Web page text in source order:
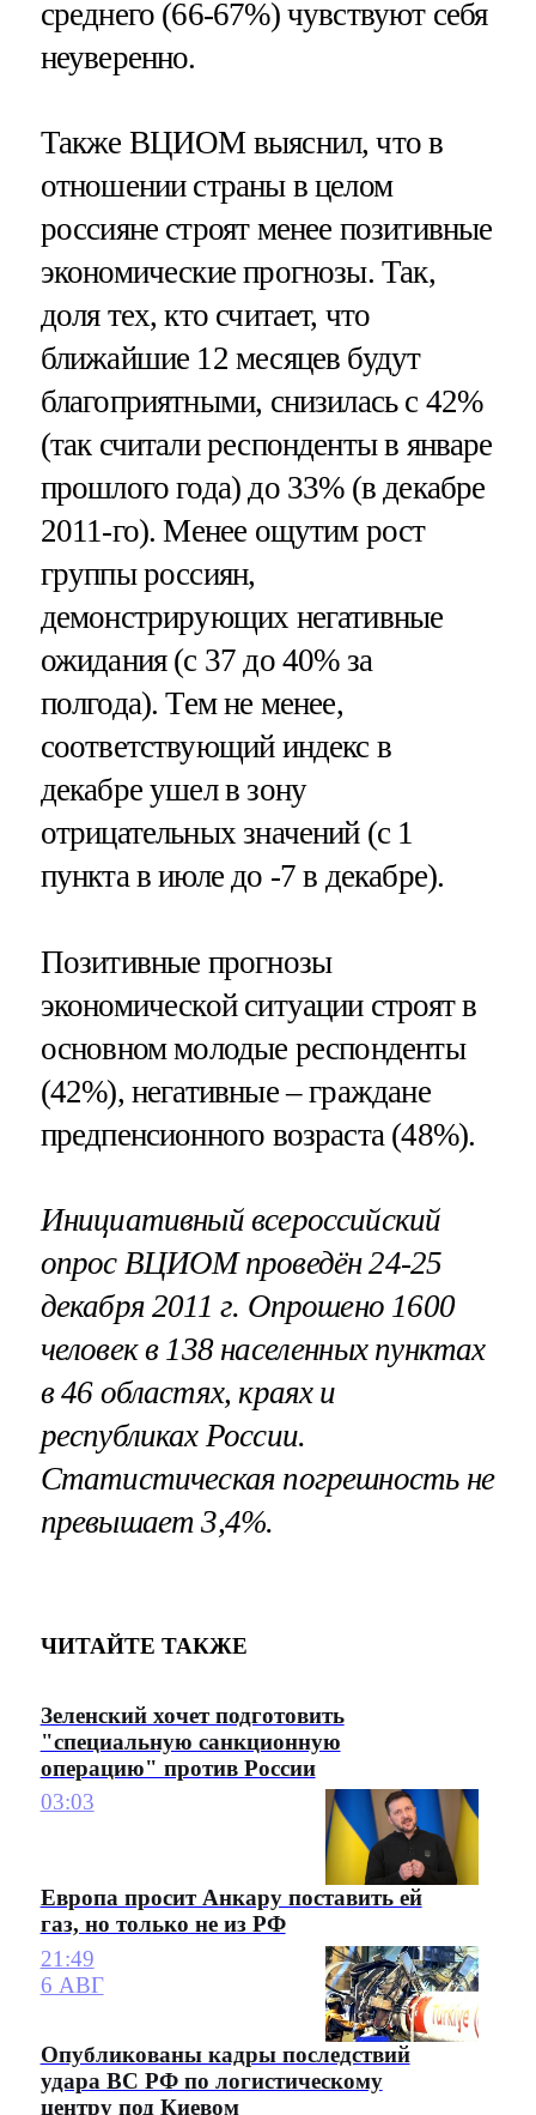
среднего (66-67%) чувствуют себя
неуверенно.
Также ВЦИОМ выяснил, что в
отношении страны в целом
россияне строят менее позитивные
экономические прогнозы. Так,
доля тех, кто считает, что
ближайшие 12 месяцев будут
благоприятными, снизилась с 42%
(так считали респонденты в январе
прошлого года) до 33% (в декабре
2011-го). Менее ощутим рост
группы россиян,
демонстрирующих негативные
ожидания (с 37 до 40% за
полгода). Тем не менее,
соответствующий индекс в
декабре ушел в зону
отрицательных значений (с 1
пункта в июле до -7 в декабре).
Позитивные прогнозы
экономической ситуации строят в
основном молодые респонденты
(42%), негативные – граждане
предпенсионного возраста (48%).
Инициативный всероссийский
опрос ВЦИОМ проведён 24-25
декабря 2011 г. Опрошено 1600
человек в 138 населенных пунктах
в 46 областях, краях и
республиках России.
Статистическая погрешность не
превышает 3,4%.
ЧИТАЙТЕ ТАКЖЕ
Зеленский хочет подготовить
"специальную санкционную
операцию" против России
03:03
Европа просит Анкару поставить ей
газ, но только не из РФ
21:49
6 АВГ
Опубликованы кадры последствий
удара ВС РФ по логистическому
центру под Киевом